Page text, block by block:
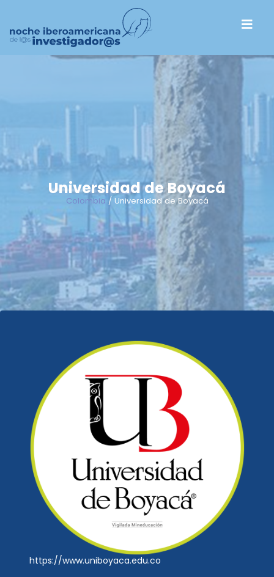
Universidad de Boyacá
Colombia / Universidad de Boyacá
https://www.uniboyaca.edu.co